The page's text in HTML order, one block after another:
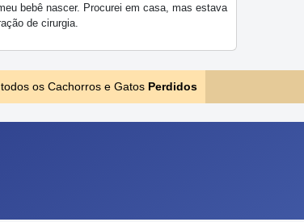
bebê nascer. Procurei em casa, mas estava
de cirurgia.
os Cachorros e Gatos Perdidos